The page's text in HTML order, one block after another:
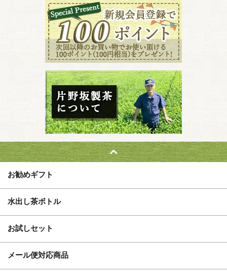
お勧めギフト
水出し茶ボトル
お試しセット
メール便対応商品